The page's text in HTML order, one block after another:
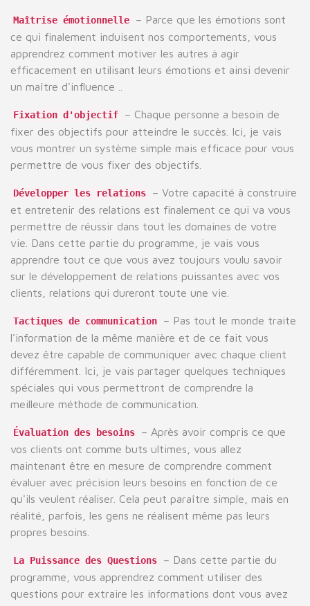
Maîtrise émotionnelle
– Parce que les émotions sont
ce qui finalement induisent nos comportements, vous
apprendrez comment motiver les autres à agir
efficacement en utilisant leurs émotions et ainsi devenir
un maître d'influence ..
Fixation d'objectif
– Chaque personne a besoin de
fixer des objectifs pour atteindre le succès. Ici, je vais
vous montrer un système simple mais efficace pour vous
permettre de vous fixer des objectifs.
Développer les relations
– Votre capacité à construire
et entretenir des relations est finalement ce qui va vous
permettre de réussir dans tout les domaines de votre
vie. Dans cette partie du programme, je vais vous
apprendre tout ce que vous avez toujours voulu savoir
sur le développement de relations puissantes avec vos
clients, relations qui dureront toute une vie.
Tactiques de communication
– Pas tout le monde traite
l'information de la même manière et de ce fait vous
devez être capable de communiquer avec chaque client
différemment. Ici, je vais partager quelques techniques
spéciales qui vous permettront de comprendre la
meilleure méthode de communication.
Évaluation des besoins
– Après avoir compris ce que
vos clients ont comme buts ultimes, vous allez
maintenant être en mesure de comprendre comment
évaluer avec précision leurs besoins en fonction de ce
qu'ils veulent réaliser. Cela peut paraître simple, mais en
réalité, parfois, les gens ne réalisent même pas leurs
propres besoins.
La Puissance des Questions
– Dans cette partie du
programme, vous apprendrez comment utiliser des
questions pour extraire les informations dont vous avez